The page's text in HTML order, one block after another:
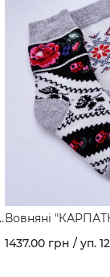
Вовняні
1437.00 грн / уп.